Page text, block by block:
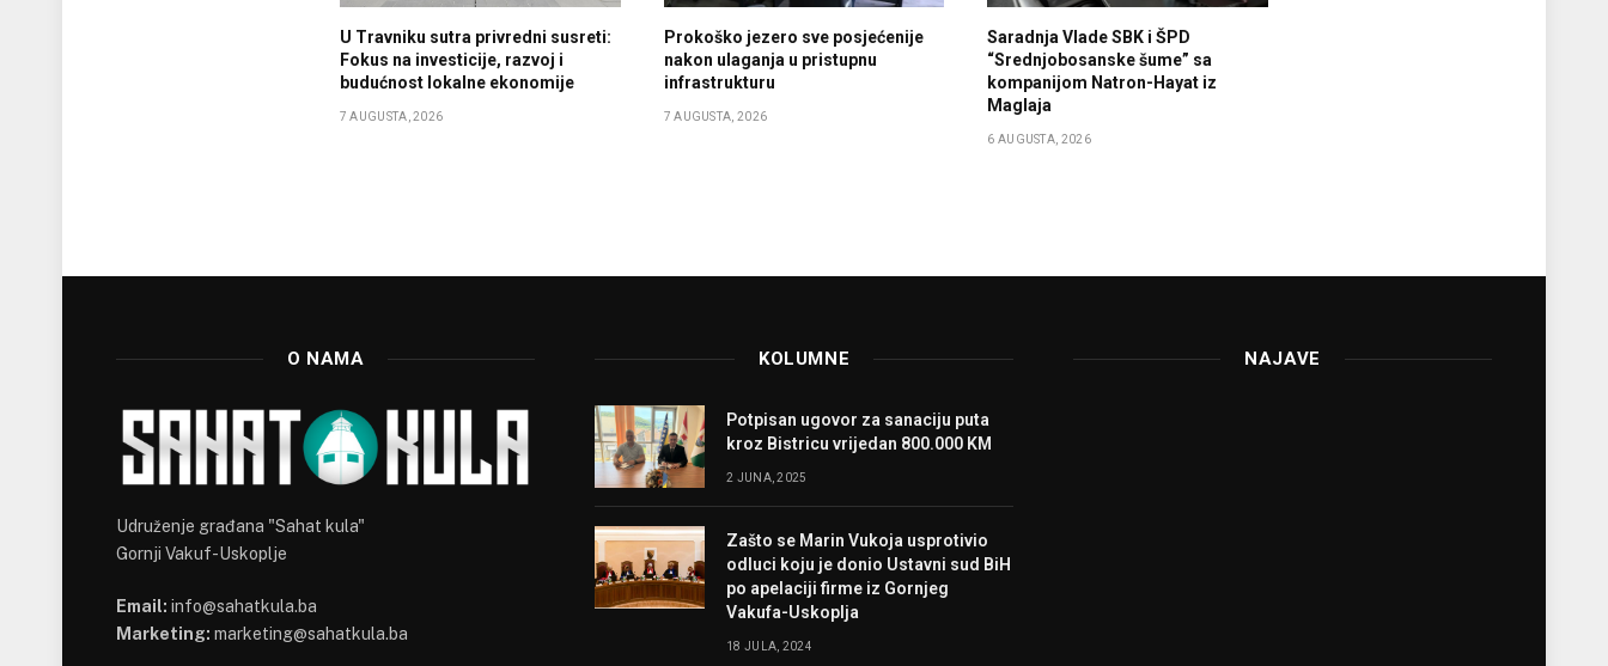
U Travniku sutra privredni susreti:
Fokus na investicije, razvoj i
budućnost lokalne ekonomije
7 AUGUSTA, 2026
Prokoško jezero sve posjećenije
nakon ulaganja u pristupnu
infrastrukturu
7 AUGUSTA, 2026
Saradnja Vlade SBK i ŠPD
“Srednjobosanske šume” sa
kompanijom Natron-Hayat iz
Maglaja
6 AUGUSTA, 2026
O NAMA
Udruženje građana "Sahat kula"
Gornji Vakuf-Uskoplje
Email: info@sahatkula.ba
Marketing: marketing@sahatkula.ba
KOLUMNE
Potpisan ugovor za sanaciju puta
kroz Bistricu vrijedan 800.000 KM
2 JUNA, 2025
Zašto se Marin Vukoja usprotivio
odluci koju je donio Ustavni sud BiH
po apelaciji firme iz Gornjeg
Vakufa-Uskoplja
18 JULA, 2024
NAJAVE